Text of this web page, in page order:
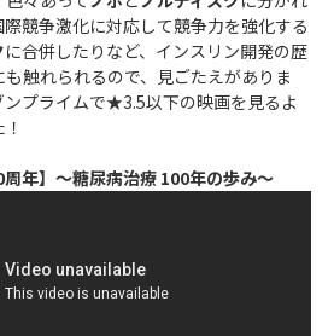
競争激化に対応して競争力を強化する
に合併したりなど、インスリン開発の歴
触れられるので、見ごたえがありま
プライムで★3.5以下の映画を見るよ
周年】～糖尿病治療 100年の歩み～